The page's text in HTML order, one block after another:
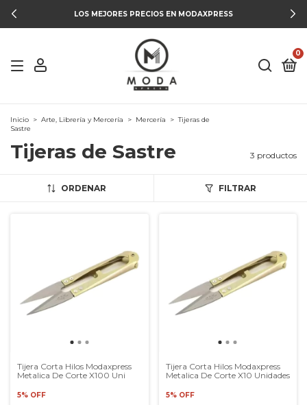
LOS MEJORES PRECIOS EN MODAXPRESS
0
Inicio > Arte, Librería y Mercería > Mercería > Tijeras de
Sastre
Tijeras de Sastre 3 productos
ORDENAR FILTRAR
Tijera Corta Hilos Modaxpress
Metalica De Corte X100 Uni
5% OFF
Tijera Corta Hilos Modaxpress
Metalica De Corte X10 Unidades
5% OFF